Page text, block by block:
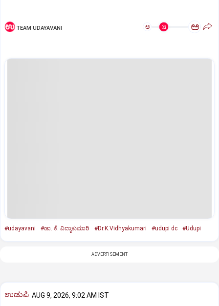
TEAM UDAYAVANI ಅ ಅ
#udayavani #ಡಾ. ಕೆ. ವಿದ್ಯಾಕುಮಾರಿ #Dr.K.Vidhyakumari #udupi dc #Udupi
ADVERTISEMENT
ಉಡುಪಿ AUG 9, 2026, 9:02 AM IST